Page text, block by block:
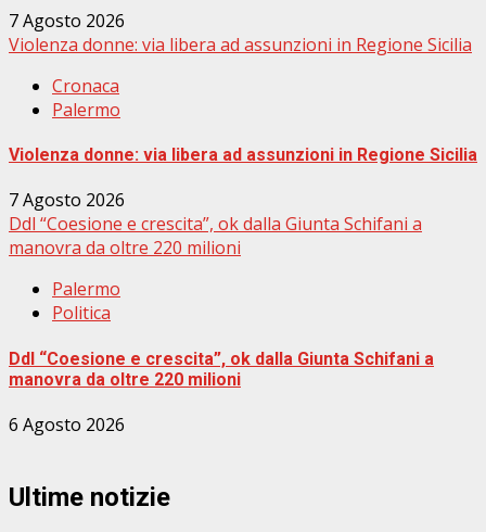
7 Agosto 2026
Violenza donne: via libera ad assunzioni in Regione Sicilia
Cronaca
Palermo
Violenza donne: via libera ad assunzioni in Regione Sicilia
7 Agosto 2026
Ddl “Coesione e crescita”, ok dalla Giunta Schifani a
manovra da oltre 220 milioni
Palermo
Politica
Ddl “Coesione e crescita”, ok dalla Giunta Schifani a
manovra da oltre 220 milioni
6 Agosto 2026
Ultime notizie